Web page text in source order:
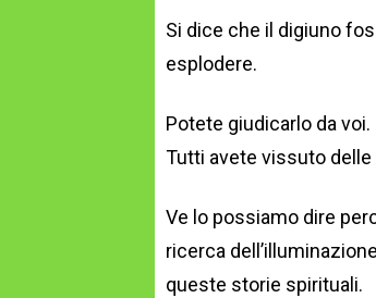
Si dice che il digiuno
esplodere.
Potete giudicarlo da voi.
Tutti avete vissuto delle
Ve lo possiamo dire
ricerca
queste storie spirituali.